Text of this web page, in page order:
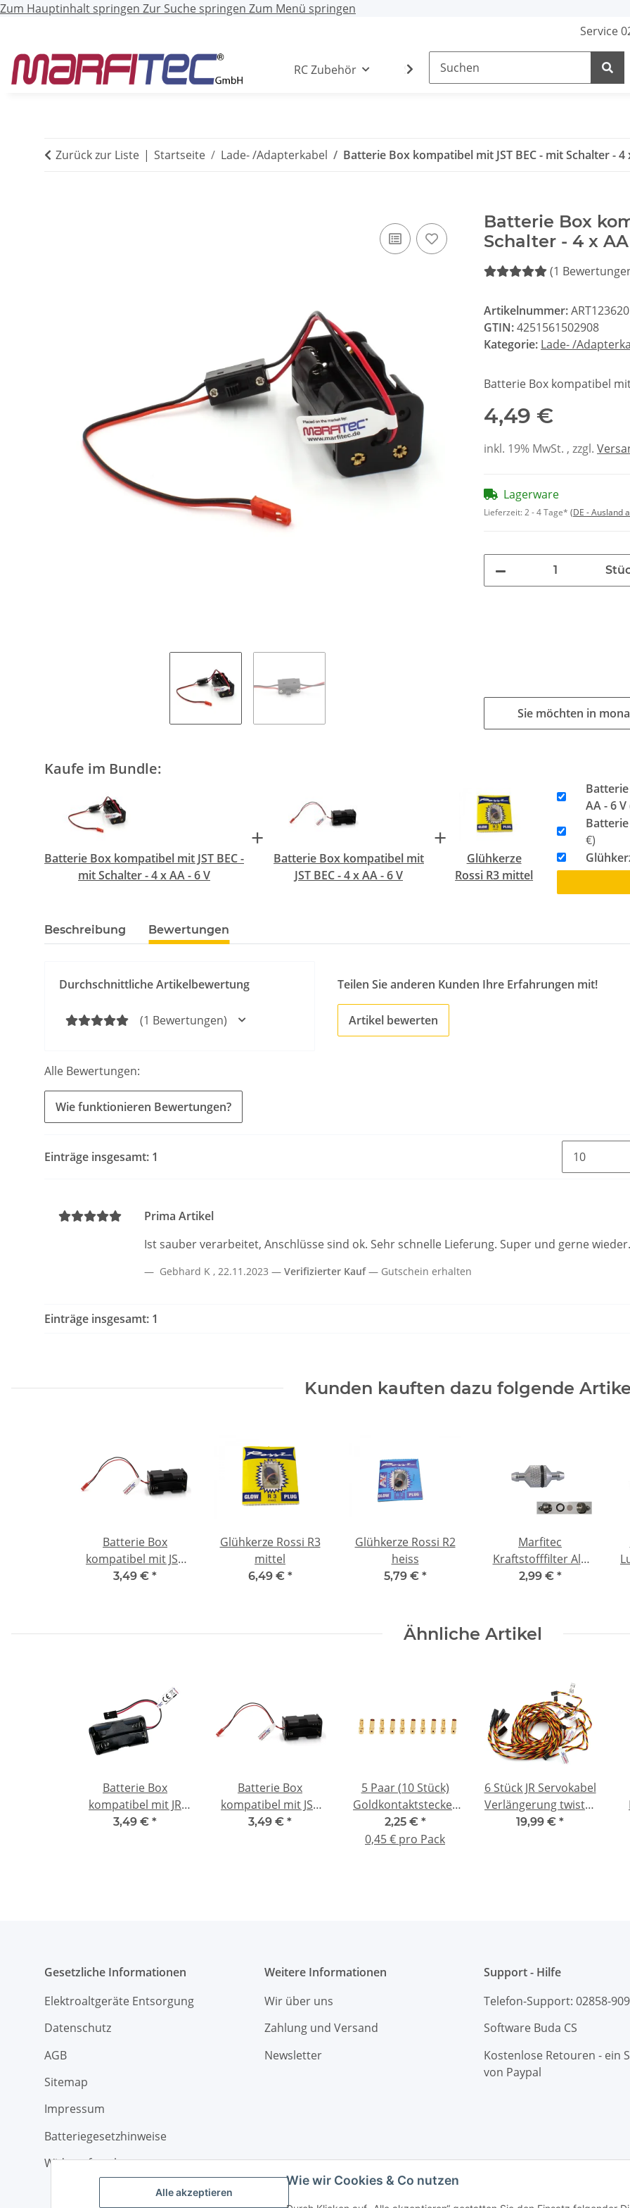
Zum Hauptinhalt springen Zur Suche springen Zum Menü springen
Alle akzeptieren
Wie wir Cookies & Co nutzen
Service
RC Zubehör Stecker / Buchsen Lade- /
Zurück zur Liste Startseite Lade- /Adapterkabel Batterie Box kompatibel mit JST BEC - mit Schalter - 4
Batterie Box
Schalter - 4 x
(1
Artikelnummer:ART123620
GTIN:4251561502908
Kategorie: Lade- /
Batterie Box kompatibel mit
4,49 €
inkl. 19% MwSt. , zzgl.
Lagerware
Lieferzeit:2 - 4 Tage* (DE - Ausland
Sie möchten in
Kaufe im Bundle:
Batterie Box kompatibel mit JST BEC -
mit Schalter - 4 x AA - 6 V
+
Batterie Box kompatibel mit
JST BEC - 4 x AA - 6 V
+
Glühkerze
Rossi R3 mittel
Batterie
AA - 6 V
Batterie
€)
Beschreibung Bewertungen
Durchschnittliche Artikelbewertung
(1 Bewertungen)
Teilen Sie anderen Kunden Ihre Erfahrungen mit!
Artikel bewerten
Alle Bewertungen:
Wie funktionieren Bewertungen?
Einträge insgesamt: 1
Prima Artikel
Ist sauber verarbeitet, Anschlüsse sind ok. Sehr schnelle Lieferung. Super und gerne wieder.
Gebhard K , 22.11.2023 Verifizierter Kauf Gutschein erhalten
Einträge insgesamt: 1
Kunden kauften dazu folgende
Batterie Box
kompatibel mit JST
BEC - 4 x AA - 6 V
3,49 € *
Glühkerze Rossi R3
mittel
6,49 € *
Glühkerze Rossi R2
heiss
5,79 € *
Marfitec
Kraftstofffilter Alu
zerlegbar | 5 mm
2,99 € *
Ähnliche Artikel
Batterie Box
kompatibel mit JR
Buchse - 4 x AA - 6 V
3,49 € *
Batterie Box
kompatibel mit JST
BEC - 4 x AA - 6 V
3,49 € *
5 Paar (10 Stück)
Goldkontaktstecker
3.5 mm
Goldverbinder
2,25 € *
0,45 € pro Pack
6 Stück JR Servokabel
Verlängerung twistet
100 cm laenge
19,99 € *
Gesetzliche Informationen
Elektroaltgeräte Entsorgung
Datenschutz
AGB
Sitemap
Impressum
Batteriegesetzhinweise
Widerrufsrecht
Weitere Informationen
Wir über uns
Zahlung und Versand
Newsletter
Support - Hilfe
Telefon-Support: 02858-
Software Buda CS
Kostenlose Retouren - ein
von Paypal